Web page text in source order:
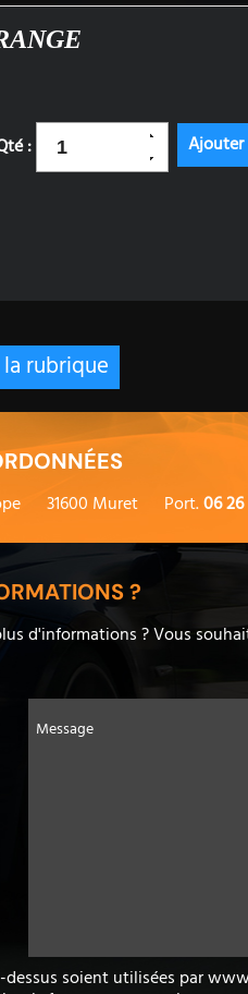
:
rubrique
31600 Muret Port.06 26
?
d'informations ? Vous
Message
soient utilisées par